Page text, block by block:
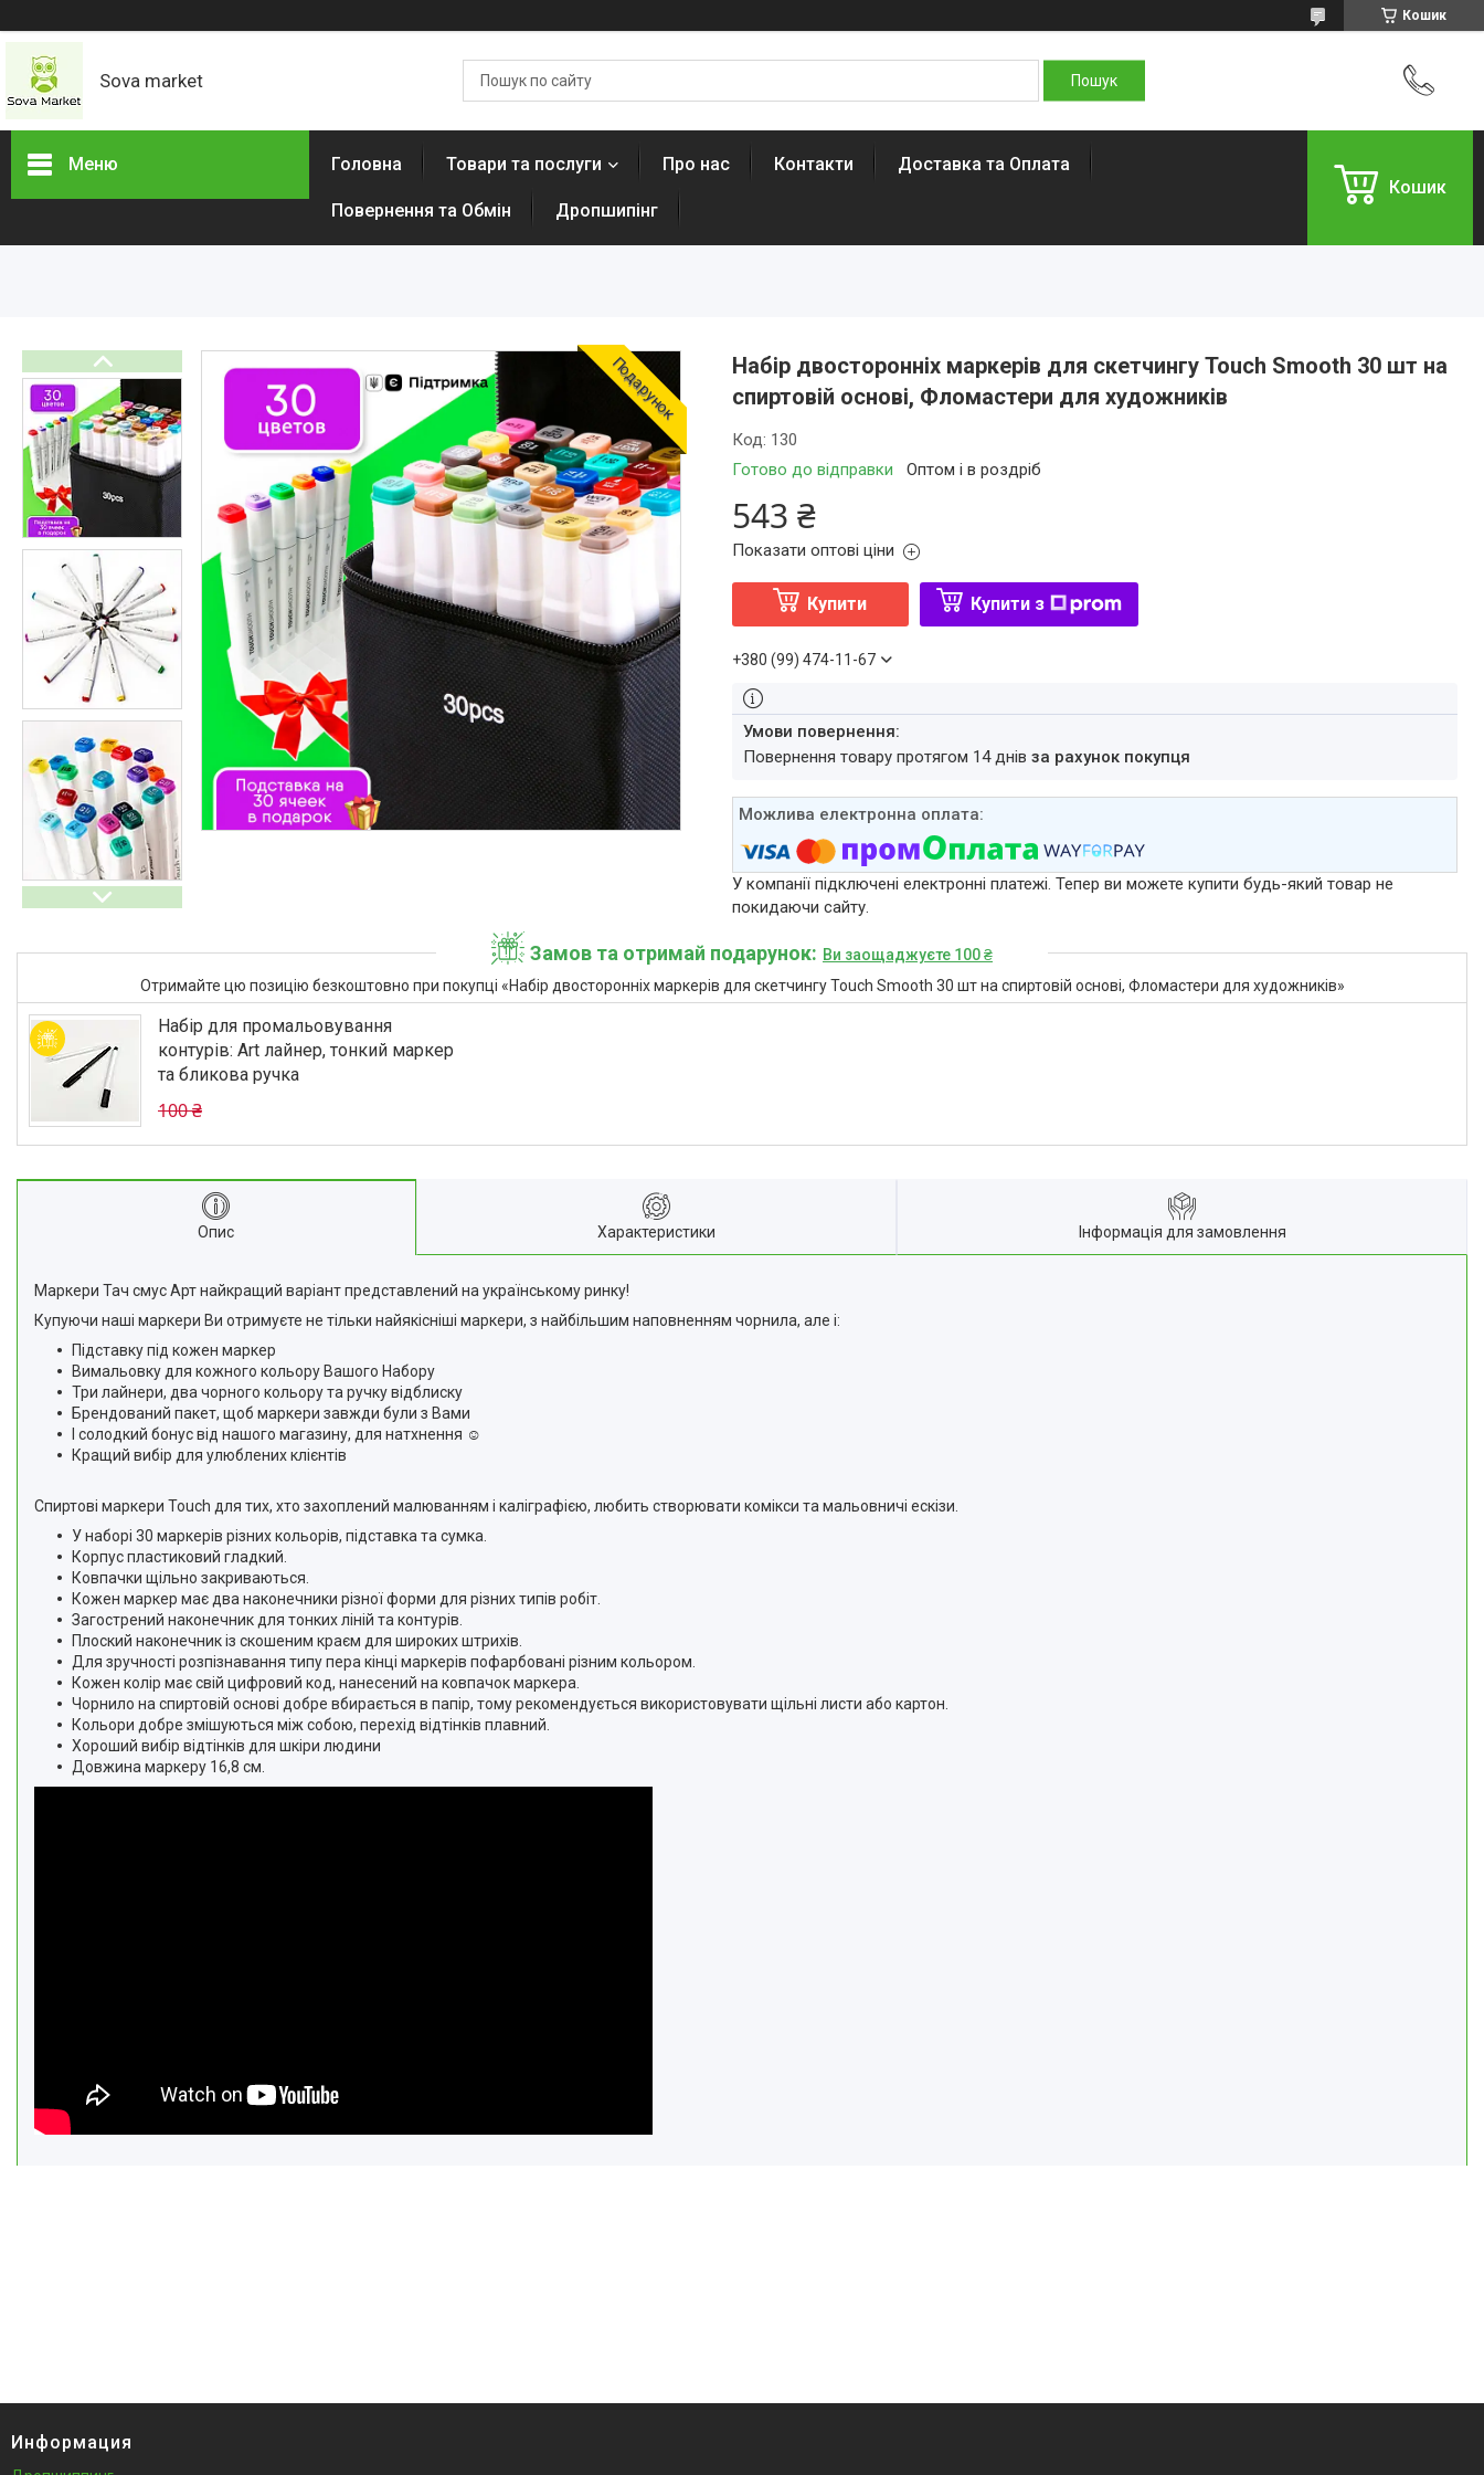
Кошик
Sova market
Меню
Підвіски
Дитячі товари
Товари для дому
Тактичний одяг
Ліхтарі
Генератори
Ортопедичні товари
Бусини та фурнітура
Сумки та аксесуари
Товари для дому з дерева
Спортивний інвентар та
аксесуари
Товари для свят
Автомобільні аксесуари
Дерев'яні рейці
Футляри і органайзери для
ювелірних виробів
Ліхтарі
Товари для дому
Відгуки
Доставка та оплата
Повернення та Обмін
Головна Товари та послуги Про нас Контакти Доставка та Оплата
Повернення та Обмін Дропшипінг
Кошик
Подарунок
Набір двосторонніх маркерів для скетчингу Touch Smooth 30 шт на
спиртовій основі, Фломастери для художників
Готово до відправки Оптом і в роздріб
Код: 130
543 ₴
Показати оптові ціни
Купити Купити з
+380 (99) 474-11-67
повернення товару протягом 14 днів за рахунок покупця
У компанії підключені електронні платежі. Тепер ви можете купити будь-який товар не
покидаючи сайту.
Замов та отримай подарунок
Ви заощаджуєте 100 ₴
Отримайте цю позицію безкоштовно при покупці «Набір двосторонніх маркерів для скетчингу Touch Smooth 30 шт на спиртовій основі, Фломастери для художників»
100 ₴
Набір для промальовування
контурів: Art лайнер, тонкий маркер
та бликова ручка
Опис Характеристики Інформація для замовлення
Маркери Тач смус Арт найкращий варіант представлений на українському ринку!
Купуючи наші маркери Ви отримуєте не тільки найякісніші маркери, з найбільшим наповненням чорнила, але і:
Підставку під кожен маркер
Вимальовку для кожного кольору Вашого Набору
Три лайнери, два чорного кольору та ручку відблиску
Брендований пакет, щоб маркери завжди були з Вами
І солодкий бонус від нашого магазину, для натхнення ☺️
Кращий вибір для улюблених клієнтів
Спиртові маркери Touch для тих, хто захоплений малюванням і каліграфією, любить створювати комікси та мальовничі ескізи.
У наборі 30 маркерів різних кольорів, підставка та сумка.
Корпус пластиковий гладкий.
Ковпачки щільно закриваються.
Кожен маркер має два наконечники різної форми для різних типів робіт.
Загострений наконечник для тонких ліній та контурів.
Плоский наконечник із скошеним краєм для широких штрихів.
Для зручності розпізнавання типу пера кінці маркерів пофарбовані різним кольором.
Кожен колір має свій цифровий код, нанесений на ковпачок маркера.
Чорнило на спиртовій основі добре вбирається в папір, тому рекомендується використовувати щільні листи або картон.
Кольори добре змішуються між собою, перехід відтінків плавний.
Хороший вибір відтінків для шкіри людини
Довжина маркеру 16,8 см.
Информация